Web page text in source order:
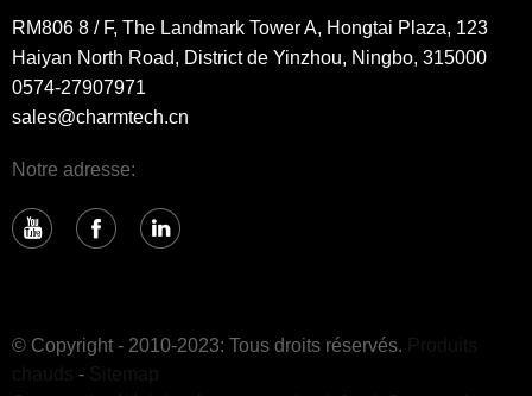
RM806 8 / F, The Landmark Tower A, Hongtai Plaza, 123
Haiyan North Road, District de Yinzhou, Ningbo, 315000
0574-27907971
sales@charmtech.cn
Notre adresse:
© Copyright - 2010-2023: Tous droits réservés.
-